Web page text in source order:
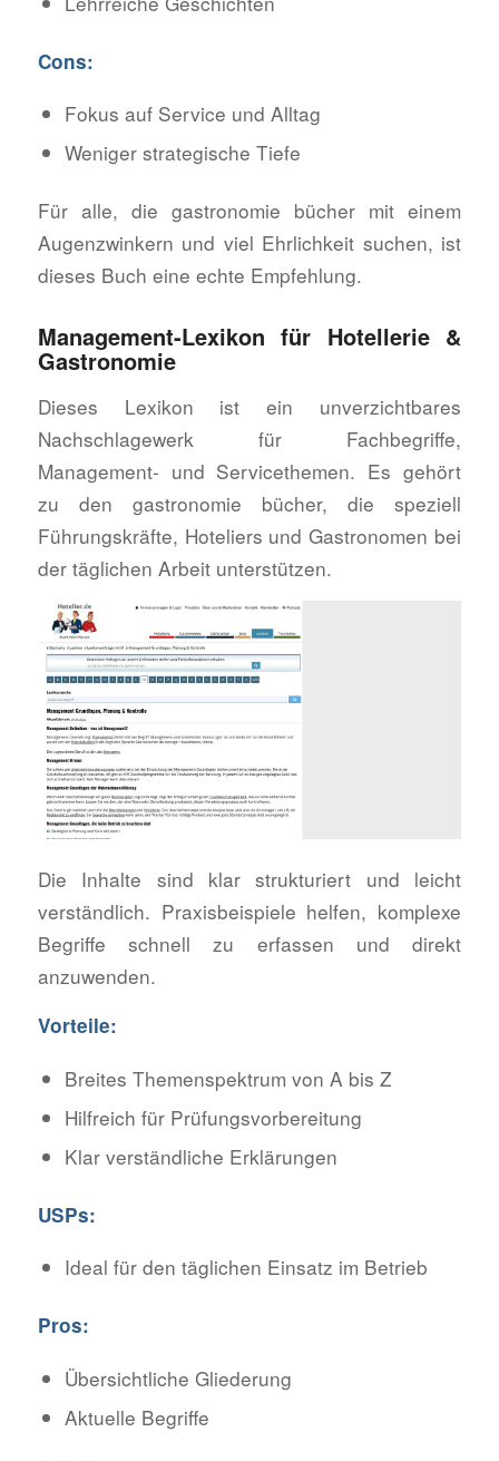
Cons:
Fokus auf Service und Alltag
Weniger strategische Tiefe
Für alle, die gastronomie bücher mit einem
Augenzwinkern und viel Ehrlichkeit suchen, ist
dieses Buch eine echte Empfehlung.
Management-Lexikon für Hotellerie &
Gastronomie
Dieses Lexikon ist ein unverzichtbares
Nachschlagewerk für Fachbegriffe,
Management- und Servicethemen. Es gehört
zu den gastronomie bücher, die speziell
Führungskräfte, Hoteliers und Gastronomen bei
der täglichen Arbeit unterstützen.
Die Inhalte sind klar strukturiert und leicht
verständlich. Praxisbeispiele helfen, komplexe
Begriffe schnell zu erfassen und direkt
anzuwenden.
Vorteile:
Breites Themenspektrum von A bis Z
Hilfreich für Prüfungsvorbereitung
Klar verständliche Erklärungen
USPs:
Ideal für den täglichen Einsatz im Betrieb
Pros:
Übersichtliche Gliederung
Aktuelle Begriffe